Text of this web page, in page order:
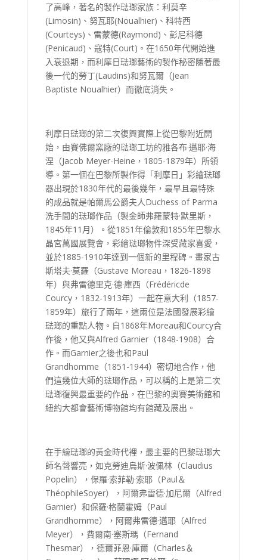
了高峰，著名的製作琺瑯家族：利莫辛
(Limosin)、努瓦耶(Noualhier)、科特西
(Courteys)、雷蒙德(Raymond)、彭尼科德
(Penicaud)、寇特(Court)。在1650年代開始進
入衰退期，而利摩日琺瑯藝術的製作秘密隨著最
後一代的勞丁(Laudins)和努瓦爾（Jean
Baptiste Noualhier）而徹底消失。
利摩日琺瑯的第二次復興實際上從巴黎附近開
始，由賽佛爾窯廠的琺瑯工坊的雅各布·邁耶·海
涅（Jacob Meyer-Heine，1805-1879年）所領
導。第一個在巴黎所製作得「利摩日」彩繪琺瑯
器出現於1830年代的最後幾年，最早且最特殊
的成品就是帕爾馬公爵夫人Duchess of Parma
洗手間的琺瑯作品（製金師弗羅蒙特·默里斯，
1845年11月）。從1851年倫敦和1855年巴黎水
晶宮萬國展覽會，彩繪琺瑯物件深受藏家喜愛，
並於1885-1910年達到一個新的里程碑。畫家古
斯塔夫·莫羅（Gustave Moreau，1826-1898
年）與弗雷德里克·德·庫西（Frédéricde
Courcy，1832-1913年）一起在意大利（1857-
1859年）旅行了兩年，這兩位是法國發展彩繪
琺瑯的重點人物。自1868年Moreau和Courcy合
作後，他又與Alfred Garnier（1848-1908）合
作。而Garnier之後也和Paul
Grandhomme（1851-1944）密切地合作，他
們這幾位大師的琺瑯作品，可以稱的上是第二次
琺瑯復興最重要的作品，在巴黎的奧賽美術館和
紐約大都會藝術博物館均有館藏及展出。
在手繪琺瑯的黃金時代裡，最主要的巴黎琺瑯大
師名聲響亮，如克勞迪烏斯·波佩林（Claudius
Popelin），保羅·索菲勒·索耶（Paul＆
ThéophileSoyer），阿爾弗雷德·加尼爾（Alfred
Garnier）和保羅·格蘭霍姆（Paul
Grandhomme），阿爾弗雷德·邁耶（Alfred
Meyer），費爾南·塞斯瑪（Fernand
Thesmar），德爾菲恩·庫爾（Charles＆